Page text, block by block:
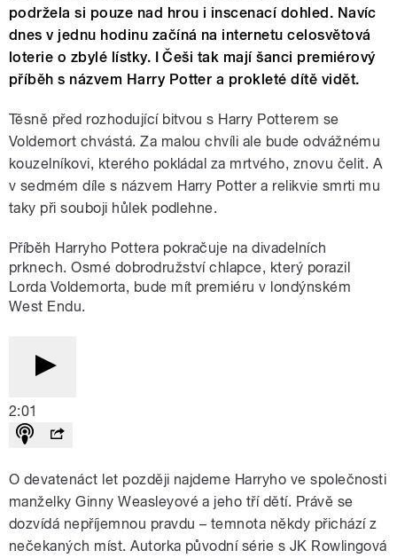
podržela si pouze nad hrou i inscenací dohled. Navíc
dnes v jednu hodinu začíná na internetu celosvětová
loterie o zbylé lístky. I Češi tak mají šanci premiérový
příběh s názvem Harry Potter a prokleté dítě vidět.
Těsně před rozhodující bitvou s Harry Potterem se
Voldemort chvástá. Za malou chvíli ale bude odvážnému
kouzelníkovi, kterého pokládal za mrtvého, znovu čelit. A
v sedmém díle s názvem Harry Potter a relikvie smrti mu
taky při souboji hůlek podlehne.
Příběh Harryho Pottera pokračuje na divadelních
prknech. Osmé dobrodružství chlapce, který porazil
Lorda Voldemorta, bude mít premiéru v londýnském
West Endu.
2:01
O devatenáct let později najdeme Harryho ve společnosti
manželky Ginny Weasleyové a jeho tří dětí. Právě se
dozvídá nepříjemnou pravdu – temnota někdy přichází z
nečekaných míst. Autorka původní série s JK Rowlingová